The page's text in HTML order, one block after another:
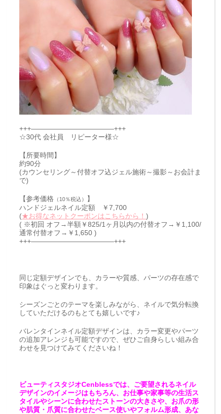
+++————————————+++
☆30代 会社員 リピーター様☆
【所要時間】
約90分
(カウンセリング～付替オフ込ジェル施術～撮影～お会計ま
で)
【参考価格 （10％税込）
】
ハンドジェルネイル定額 ￥7,700
(★お得なネットクーポンはこちらから！)
( ※初回 オフ→半額￥825/1ヶ月以内の付替オフ→￥1,100/
通常付替オフ→￥1,650 )
+++————————————+++
同じ定額デザインでも、カラーや質感、パーツの存在感で
印象はぐっと変わります。
シーズンごとのテーマを楽しみながら、ネイルで気分転換
していただけるのもとても嬉しいです♪
バレンタインネイル定額デザインは、カラー変更やパーツ
の追加アレンジも可能ですので、ぜひご自身らしい組み合
わせを見つけてみてくださいね！
ビューティスタジオCenblessでは、ご要望されるネイル
デザインのイメージはもちろん、お仕事や家事等の生活ス
タイルやシーンに合わせたストーンの大きさや、お爪の形
や肌質・爪質に合わせたベース使いやフォルム形成、あな